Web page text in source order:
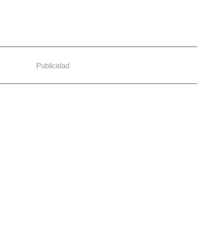
Publicidad